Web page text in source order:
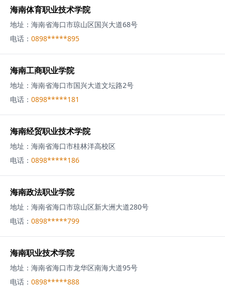
海南体育职业技术学院
地址： 海南省海口市琼山区国兴大道68号
电话： 0898*****895
海南工商职业学院
地址： 海南省海口市国兴大道文坛路2号
电话： 0898*****181
海南经贸职业技术学院
地址： 海南省海口市桂林洋高校区
电话： 0898*****186
海南政法职业学院
地址： 海南省海口市琼山区新大洲大道280号
电话： 0898*****799
海南职业技术学院
地址： 海南省海口市龙华区南海大道95号
电话： 0898*****888